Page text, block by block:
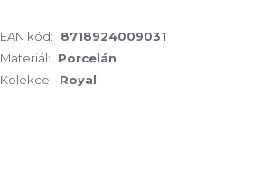
EAN kód:
8718924009031
Materiál:
Porcelán
Kolekce: Royal